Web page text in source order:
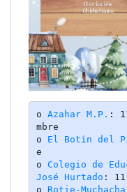
o Azahar M.P. :
mbre
o El Botín del
e
o Colegio de
José Hurtado :
o Rotie-